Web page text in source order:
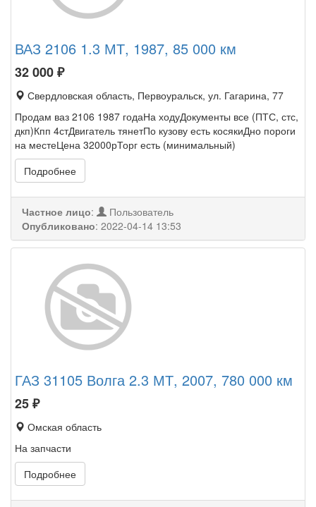
ВАЗ 2106 1.3 МТ, 1987, 85 000 км
32 000₽
Свердловская область, Первоуральск, ул. Гагарина, 77
Продам ваз 2106 1987 годаНа ходуДокументы все (ПТС, стс,
дкп)Кпп 4стДвигатель тянетПо кузову есть косякиДно пороги
на местеЦена 32000рТорг есть (минимальный)
Подробнее
Частное лицо:
Пользователь
Опубликовано: 2022-04-14 13:53
ГАЗ 31105 Волга 2.3 МТ, 2007, 780 000 км
25₽
Омская область
На запчасти
Подробнее